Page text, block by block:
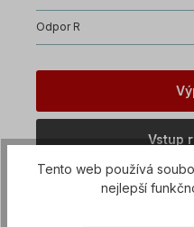
Odpor R
Tento web používá
nejlepší